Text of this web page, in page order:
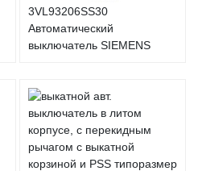
3VL93206SS30
Автоматический
выключатель SIEMENS